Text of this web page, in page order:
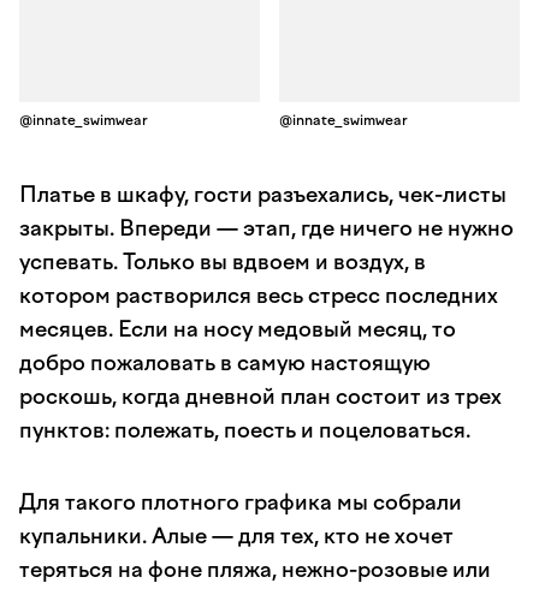
@innate_swimwear @innate_swimwear
Платье в шкафу, гости разъехались, чек-листы
закрыты. Впереди — этап, где ничего не нужно
успевать. Только вы вдвоем и воздух, в
котором растворился весь стресс последних
месяцев. Если на носу медовый месяц, то
добро пожаловать в самую настоящую
роскошь, когда дневной план состоит из трех
пунктов: полежать, поесть и поцеловаться.
Для такого плотного графика мы собрали
купальники. Алые — для тех, кто не хочет
теряться на фоне пляжа, нежно-розовые или